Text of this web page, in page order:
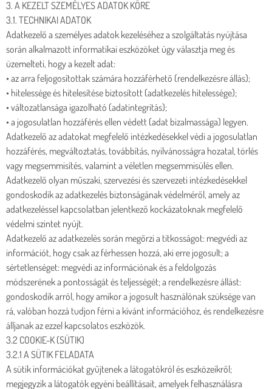
3. A KEZELT SZEMÉLYES ADATOK KÖRE
3.1. TECHNIKAI ADATOK
Adatkezelő a személyes adatok kezeléséhez a szolgáltatás nyújtása
során alkalmazott informatikai eszközöket úgy választja meg és
üzemelteti, hogy a kezelt adat:
• az arra feljogosítottak számára hozzáférhető (rendelkezésre állás);
• hitelessége és hitelesítése biztosított (adatkezelés hitelessége);
• változatlansága igazolható (adatintegritás);
• a jogosulatlan hozzáférés ellen védett (adat bizalmassága) legyen.
Adatkezelő az adatokat megfelelő intézkedésekkel védi a jogosulatlan
hozzáférés, megváltoztatás, továbbítás, nyilvánosságra hozatal, törlés
vagy megsemmisítés, valamint a véletlen megsemmisülés ellen.
Adatkezelő olyan műszaki, szervezési és szervezeti intézkedésekkel
gondoskodik az adatkezelés biztonságának védelméről, amely az
adatkezeléssel kapcsolatban jelentkező kockázatoknak megfelelő
védelmi szintet nyújt.
Adatkezelő az adatkezelés során megőrzi a titkosságot: megvédi az
információt, hogy csak az férhessen hozzá, aki erre jogosult; a
sértetlenséget: megvédi az információnak és a feldolgozás
módszerének a pontosságát és teljességét; a rendelkezésre állást:
gondoskodik arról, hogy amikor a jogosult használónak szüksége van
rá, valóban hozzá tudjon férni a kívánt információhoz, és rendelkezésre
álljanak az ezzel kapcsolatos eszközök.
3.2 COOKIE-K (SÜTIK)
3.2.1 A SÜTIK FELADATA
A sütik információkat gyűjtenek a látogatókról és eszközeikről;
megjegyzik a látogatók egyéni beállításait, amelyek felhasználásra